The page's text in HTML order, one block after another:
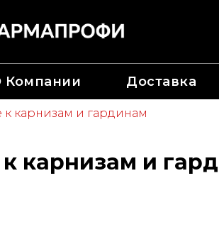
Компании Доставка
карнизам и гардинам
карнизам и